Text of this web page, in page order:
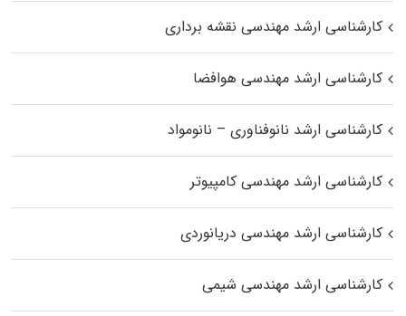
کارشناسی ارشد مهندسی نقشه برداری
کارشناسی ارشد مهندسی هوافضا
کارشناسی ارشد نانوفناوری – نانومواد
کارشناسی ارشد مهندسی کامپیوتر
کارشناسی ارشد مهندسی دریانوردی
کارشناسی ارشد مهندسی شیمی